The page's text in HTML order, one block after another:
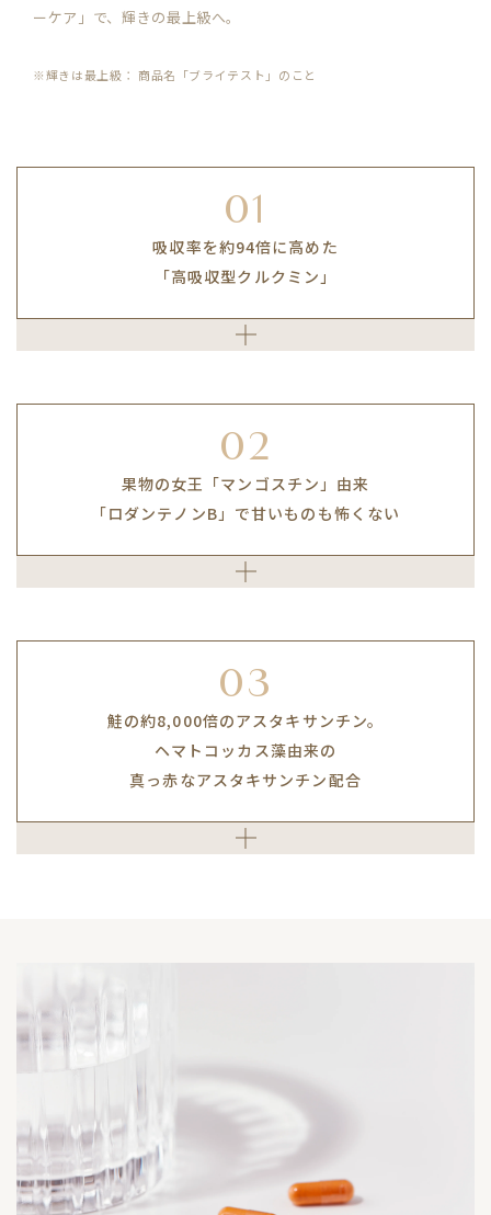
ーケア」で、輝きの最上級へ。
※輝きは最上級： 商品名「ブライテスト」のこと
01
吸収率を約94倍に高めた
「高吸収型クルクミン」
ウコン（ターメリック）に含まれる
体外へ排出されるとされています。
本製品では、特許技術
「アモルファス化」により
約94倍の吸収率を実現した
必要な成分をしっかりと届けます。
※イメージ
02
果物の女王「マンゴスチン」由来
「ロダンテノンB」で甘いものも怖くない
マンゴスチンの紫色の果皮には
甘いものをついつい食べてしまう方の
健康的な毎日をサポート。
03
鮭の約8,000倍のアスタキサンチン。
ヘマトコッカス藻由来の
真っ赤なアスタキサンチン配合
強い太陽光などの外的刺激にさらされる環境下で、
日々の環境ダメージに揺らがない。
※イメージ